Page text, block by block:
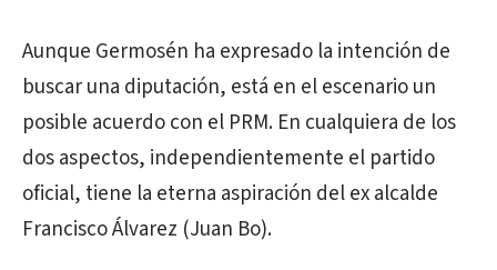
Aunque Germosén ha expresado la intención de
buscar una diputación, está en el escenario un
posible acuerdo con el PRM. En cualquiera de los
dos aspectos, independientemente el partido
oficial, tiene la eterna aspiración del ex alcalde
Francisco Álvarez (Juan Bo).